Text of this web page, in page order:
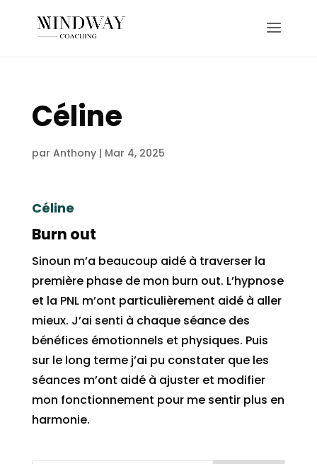
Céline
par Anthony| Mar 4, 2025
Céline
Burn out
Sinoun m’a beaucoup aidé à traverser la
première phase de mon burn out. L’hypnose
et la PNL m’ont particulièrement aidé à aller
mieux. J’ai senti à chaque séance des
bénéfices émotionnels et physiques. Puis
sur le long terme j’ai pu constater que les
séances m’ont aidé à ajuster et modifier
mon fonctionnement pour me sentir plus en
harmonie.